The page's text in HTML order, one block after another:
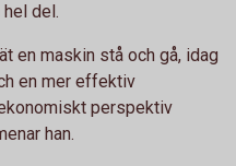
del.
en maskin stå och gå, idag
en mer effektiv
perspektiv
han.